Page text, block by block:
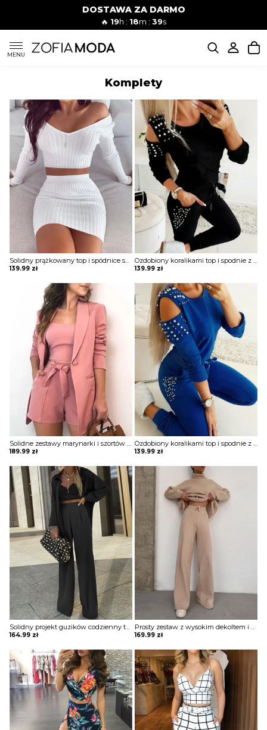
DOSTAWA ZA DARMO
🔥 19h : 18m : 38s
MENU
SUKIENKI
JEANSY
SZORTY
MODA PLAŻOWA
BLUZKI
KURTKI I PŁASZCZE
SPÓDNICE
SPODNIE
KOMBINEZONY
MARYNARKI
BLUZY
BUTY
SWETRY
BIELIZNA
Komplety
139.99 zł 139.99 zł
Solidne zestawy marynarki i szortów z topem guzikami komplet Yvane
189.99 zł
Ozdobiony koralikami top i spodnie z odkrytymi ramionami komplet SaraAnn
139.99 zł
164.99 zł 169.99 zł